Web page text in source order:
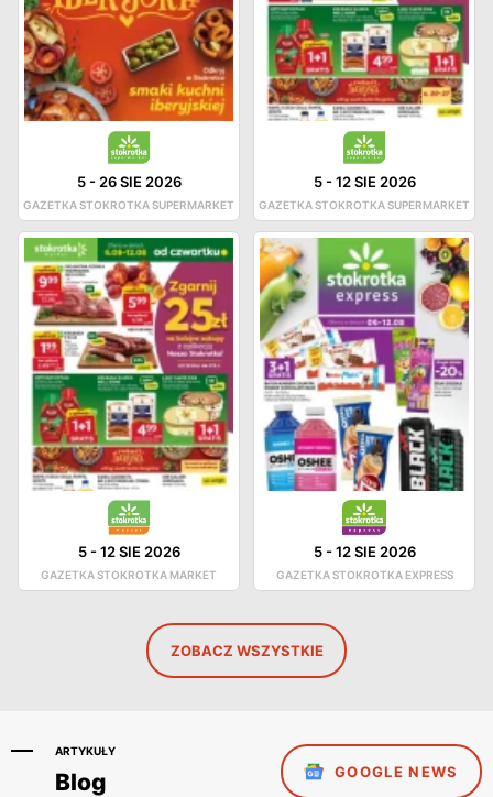
5-26 SIE 2026
GAZETKA STOKROTKA SUPERMARKET
5-12 SIE 2026
GAZETKA STOKROTKA SUPERMARKET
5-12 SIE 2026
GAZETKA STOKROTKA MARKET
5-12 SIE 2026
GAZETKA STOKROTKA EXPRESS
ZOBACZ WSZYSTKIE
ARTYKUŁY
Blog GOOGLE NEWS